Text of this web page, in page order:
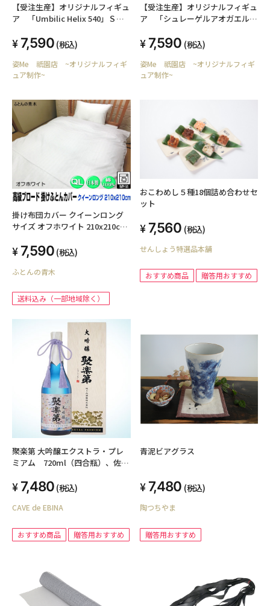
【受注生産】オリジナルフィギュ
ア 「Umbilic Helix 540」Ｓサ
7,590 (税込)
姿Me 祇園店 ~オリジナルフィギ
ュア制作~
【受注生産】オリジナルフィギュ
ア 「シュレーゲルアオガエル・
7,590 (税込)
姿Me 祇園店 ~オリジナルフィギ
ュア制作~
掛け布団カバー クイーンロング
サイズ オフホワイト 210x210cm
ールシーズン 洗える ウォッシャ
ブル 洗濯可能 ファスナー SWING
COLOR 国産生地 自社生産 羽毛布
cotton 蒲団カバー 天然繊維
cover オリジナル ハンドメイド
ふとんかばー
7,590 (税込)
ふとんの青木
送料込み（一部地域除く）
おこわめし５種18個詰め合わせセ
ット
7,560 (税込)
せんしょう特選品本舗
おすすめ商品 贈答用おすすめ
聚楽第 大吟醸エクストラ・プレ
ミアム 720ml（四合瓶）、佐々
7,480 (税込)
CAVE de EBINA
おすすめ商品 贈答用おすすめ
青泥ビアグラス
7,480 (税込)
陶つちやま
贈答用おすすめ